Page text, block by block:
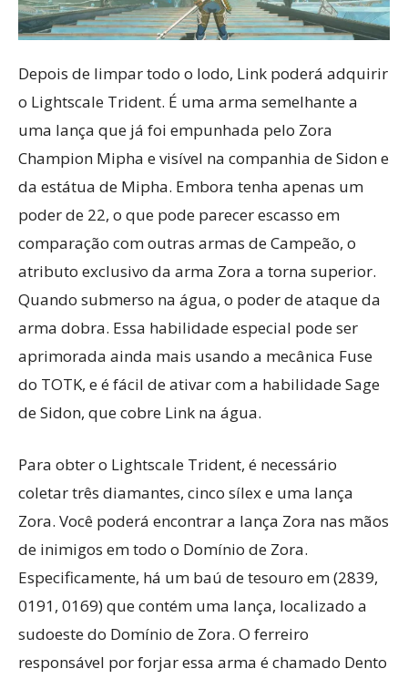
Depois de limpar todo o lodo, Link poderá adquirir
o Lightscale Trident. É uma arma semelhante a
uma lança que já foi empunhada pelo Zora
Champion Mipha e visível na companhia de Sidon e
da estátua de Mipha. Embora tenha apenas um
poder de 22, o que pode parecer escasso em
comparação com outras armas de Campeão, o
atributo exclusivo da arma Zora a torna superior.
Quando submerso na água, o poder de ataque da
arma dobra. Essa habilidade especial pode ser
aprimorada ainda mais usando a mecânica Fuse
do TOTK, e é fácil de ativar com a habilidade Sage
de Sidon, que cobre Link na água.
Para obter o Lightscale Trident, é necessário
coletar três diamantes, cinco sílex e uma lança
Zora. Você poderá encontrar a lança Zora nas mãos
de inimigos em todo o Domínio de Zora.
Especificamente, há um baú de tesouro em (2839,
0191, 0169) que contém uma lança, localizado a
sudoeste do Domínio de Zora. O ferreiro
responsável por forjar essa arma é chamado Dento